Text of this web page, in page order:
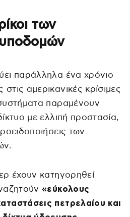
των
υποδομών
παράλληλα ένα χρόνιο
αμερικανικές κρίσιμες
παραμένουν
με ελλιπή προστασία,
των
έχουν κατηγορηθεί
«εύκολους
πετρελαίου και